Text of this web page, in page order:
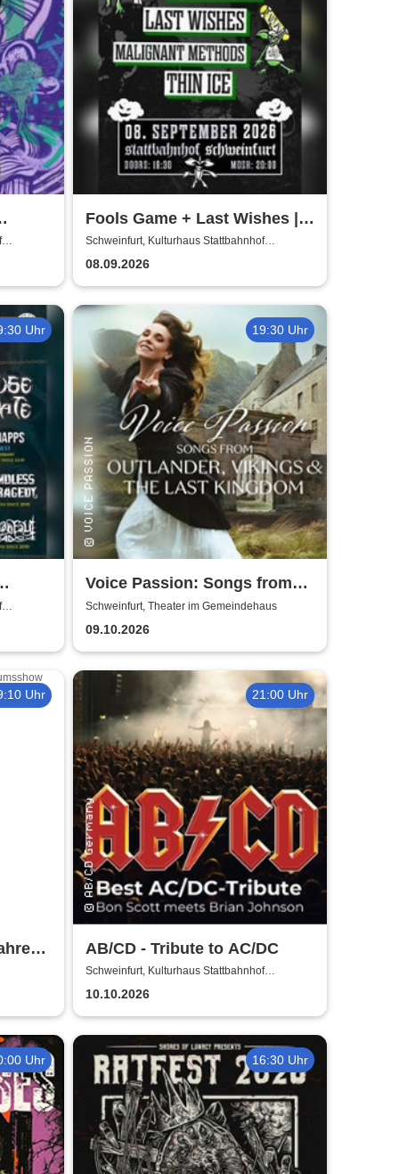
Fools Game + Last Wishes |
Gimme Some Action presents
Schweinfurt, Kulturhaus Stattbahnhof
Schweinfurt
08.09.2026
Uhr 19:30 Uhr
Voice Passion: Songs from
Outlander, Vikings & The Last
Kingdom
Schweinfurt, Theater im Gemeindehaus
09.10.2026
Uhr 21:00 Uhr
AB/CD - Tribute to AC/DC
Schweinfurt, Kulturhaus Stattbahnhof
Schweinfurt
10.10.2026
Uhr 16:30 Uhr